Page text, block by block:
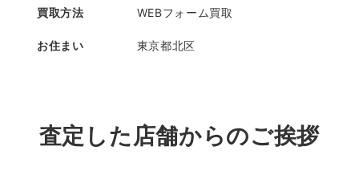
買取方法 WEBフォーム買取
お住まい 東京都北区
査定した店舗からのご挨拶